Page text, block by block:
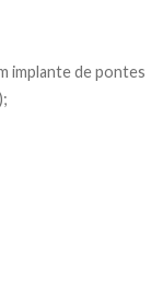
implante de pontes